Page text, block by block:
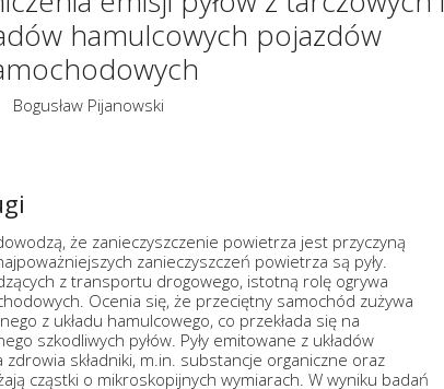
hamulcowych pojazdów
Bogusław Pijanowski
że zanieczyszczenie powietrza jest przyczyną
zanieczyszczeń powietrza są pyły.
z transportu drogowego, istotną rolę ogrywa
Ocenia się, że przeciętny samochód zużywa
z układu hamulcowego, co przekłada się na
szkodliwych pyłów. Pyły emitowane z układów
składniki, m.in. substancje organiczne oraz
cząstki o mikroskopijnych wymiarach. W wyniku badań